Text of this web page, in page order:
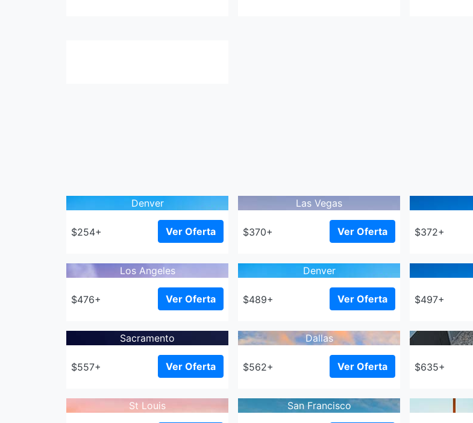
Denver
$254+ Ver Oferta
Las Vegas
$370+ Ver Oferta $372+
Los Angeles
$476+ Ver Oferta
Denver
$489+ Ver Oferta $497+
Sacramento
$557+ Ver Oferta
Dallas
$562+ Ver Oferta $635+
St Louis San Francisco